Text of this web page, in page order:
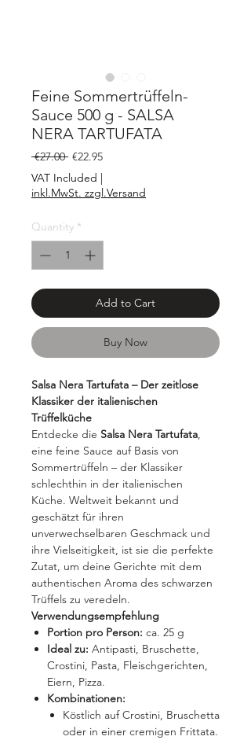
Feine Sommertrüffeln-
Sauce 500 g - SALSA
NERA TARTUFATA
€27.00 Regular
Price
€22.95Sale
VAT Included |
inkl.MwSt. zzgl.Versand
Quantity *
Add to Cart
Buy Now
Salsa Nera Tartufata – Der zeitlose
Klassiker der italienischen
Trüffelküche
Entdecke die Salsa Nera Tartufata,
eine feine Sauce auf Basis von
Sommertrüffeln – der Klassiker
schlechthin in der italienischen
Küche. Weltweit bekannt und
geschätzt für ihren
unverwechselbaren Geschmack und
ihre Vielseitigkeit, ist sie die perfekte
Zutat, um deine Gerichte mit dem
authentischen Aroma des schwarzen
Trüffels zu veredeln.
Verwendungsempfehlung
Portion pro Person: ca. 25 g
Ideal zu: Antipasti, Bruschette,
Crostini, Pasta, Fleischgerichten,
Eiern, Pizza.
Kombinationen:
Köstlich auf Crostini, Bruschetta
oder in einer cremigen Frittata.